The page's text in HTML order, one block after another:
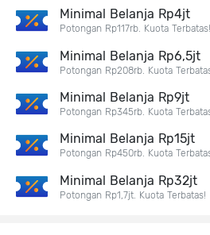
Minimal Belanja Rp4jt
Potongan Rp117rb. Kuota Terbatas!
Minimal Belanja Rp6,5jt
Potongan Rp208rb. Kuota
Minimal Belanja Rp9jt
Potongan Rp345rb. Kuota
Minimal Belanja Rp15jt
Potongan Rp450rb. Kuota
Minimal Belanja Rp32jt
Potongan Rp1,7jt. Kuota Terbatas!